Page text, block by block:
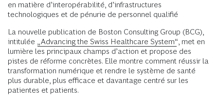
en matière d’interopérabilité, d’infrastructures
technologiques et de pénurie de personnel qualifié
La nouvelle publication de Boston Consulting Group (BCG),
intitulée
„Advancing the Swiss Healthcare System“ , met en
lumière les principaux champs d’action et propose des
pistes de réforme concrètes. Elle montre comment réussir la
transformation numérique et rendre le système de santé
plus durable, plus efficace et davantage centré sur les
patientes et patients.